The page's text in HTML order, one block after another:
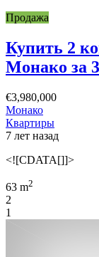
Продажа
Купить 2
Монако за
€3,980,000
Монако
Квартиры
7 лет назад
<![CDATA[]]>
63 m2
2
1